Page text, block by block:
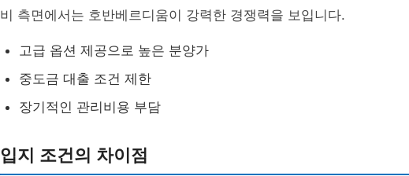
비 측면에서는 호반베르디움이 강력한 경쟁력을 보입니다.
고급 옵션 제공으로 높은 분양가
중도금 대출 조건 제한
장기적인 관리비용 부담
입지 조건의 차이점